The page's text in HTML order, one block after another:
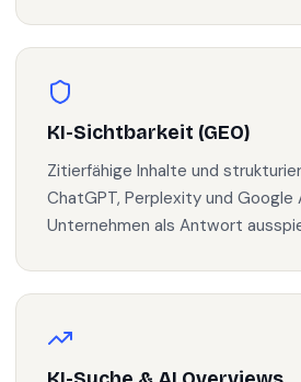
KI-Sichtbarkeit (GEO)
Zitierfähige Inhalte und
ChatGPT, Perplexity und Google
Unternehmen als Antwort